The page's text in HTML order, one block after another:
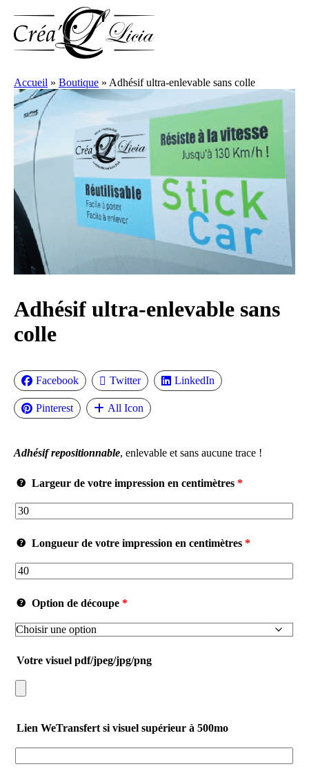
Accueil » Boutique » Adhésif ultra-enlevable sans colle
Adhésif ultra-enlevable sans
colle
Facebook Twitter LinkedIn
Pinterest All Icon
Adhésif repositionnable, enlevable et sans aucune trace !
Largeur de votre impression en centimètres *
Longueur de votre impression en centimètres *
Option de découpe *
Votre visuel pdf/jpeg/jpg/png
Lien WeTransfert si visuel supérieur à 500mo